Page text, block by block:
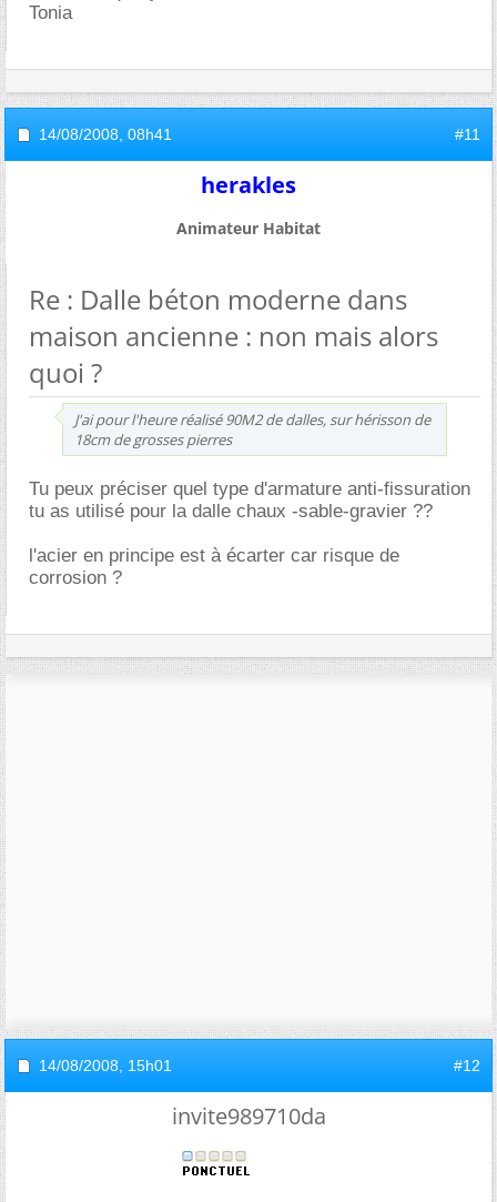
Tonia
14/08/2008, 08h41 #11
herakles
Animateur Habitat
Re : Dalle béton moderne dans
maison ancienne : non mais alors
quoi ?
J'ai pour l'heure réalisé 90M2 de dalles, sur hérisson de
18cm de grosses pierres
Tu peux préciser quel type d'armature anti-fissuration
tu as utilisé pour la dalle chaux -sable-gravier ??
l'acier en principe est à écarter car risque de
corrosion ?
14/08/2008, 15h01 #12
invite989710da